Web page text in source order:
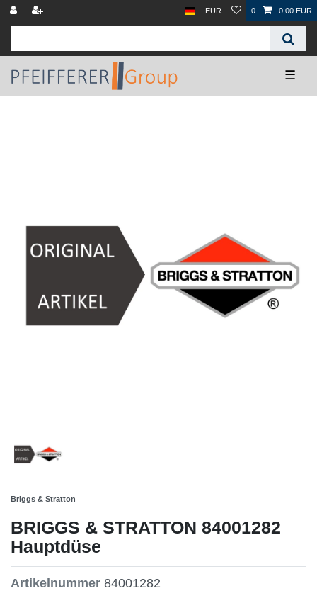
EUR 0 0,00 EUR
☰
Briggs & Stratton
BRIGGS & STRATTON 84001282
Hauptdüse
Artikelnummer 84001282